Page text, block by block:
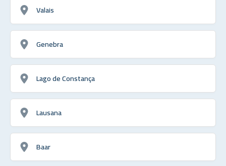
Valais
Genebra
Lago de Constança
Lausana
Baar